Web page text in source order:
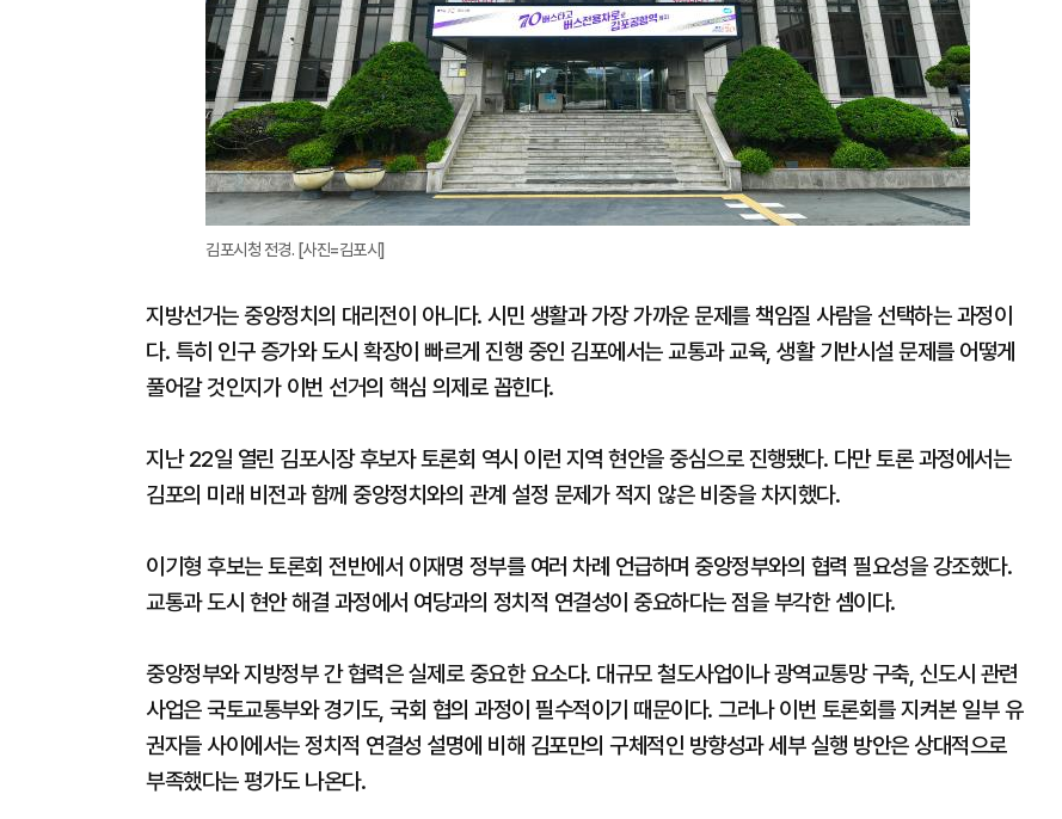
김포시청 전경. [사진=김포시]
지방선거는 중앙정치의 대리전이 아니다. 시민 생활과 가장 가까운 문제를 책임질 사람을 선택하는 과정이
다. 특히 인구 증가와 도시 확장이 빠르게 진행 중인 김포에서는 교통과 교육, 생활 기반시설 문제를 어떻게
풀어갈 것인지가 이번 선거의 핵심 의제로 꼽힌다.
지난 22일 열린 김포시장 후보자 토론회 역시 이런 지역 현안을 중심으로 진행됐다. 다만 토론 과정에서는
김포의 미래 비전과 함께 중앙정치와의 관계 설정 문제가 적지 않은 비중을 차지했다.
이기형 후보는 토론회 전반에서 이재명 정부를 여러 차례 언급하며 중앙정부와의 협력 필요성을 강조했다.
교통과 도시 현안 해결 과정에서 여당과의 정치적 연결성이 중요하다는 점을 부각한 셈이다.
중앙정부와 지방정부 간 협력은 실제로 중요한 요소다. 대규모 철도사업이나 광역교통망 구축, 신도시 관련
사업은 국토교통부와 경기도, 국회 협의 과정이 필수적이기 때문이다. 그러나 이번 토론회를 지켜본 일부 유
권자들 사이에서는 정치적 연결성 설명에 비해 김포만의 구체적인 방향성과 세부 실행 방안은 상대적으로
부족했다는 평가도 나온다.